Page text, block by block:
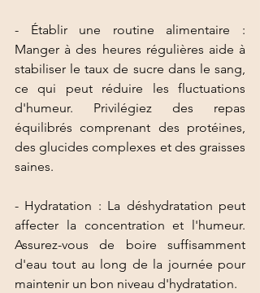
- Établir une routine alimentaire :
Manger à des heures régulières aide à
stabiliser le taux de sucre dans le sang,
ce qui peut réduire les fluctuations
d'humeur. Privilégiez des repas
équilibrés comprenant des protéines,
des glucides complexes et des graisses
saines.
- Hydratation : La déshydratation peut
affecter la concentration et l'humeur.
Assurez-vous de boire suffisamment
d'eau tout au long de la journée pour
maintenir un bon niveau d'hydratation.